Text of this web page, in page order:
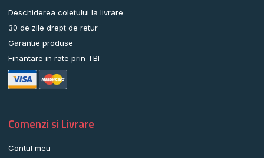
Deschiderea coletului la livrare
30 de zile drept de retur
Garantie produse
Finantare in rate prin TBI
Comenzi si Livrare
Contul meu